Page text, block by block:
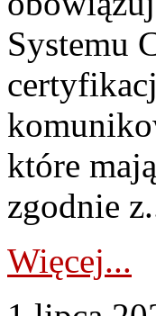
Systemu
które
zgodnie
Więcej...